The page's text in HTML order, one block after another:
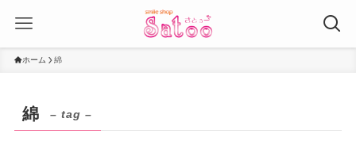
ホーム 綿
綿 – tag –